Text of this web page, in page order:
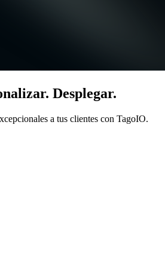
Desplegar.
a tus clientes con TagoIO.